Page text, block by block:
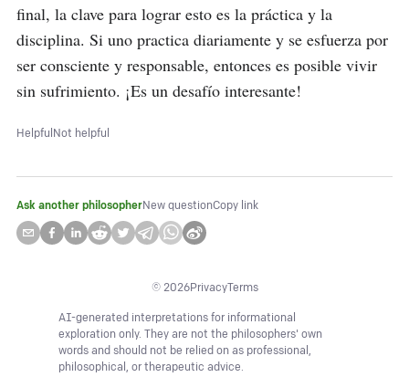
final, la clave para lograr esto es la práctica y la
disciplina. Si uno practica diariamente y se esfuerza por
ser consciente y responsable, entonces es posible vivir
sin sufrimiento. ¡Es un desafío interesante!
HelpfulNot helpful
Ask another philosopherNew questionCopy link
© 2026PrivacyTerms
AI-generated interpretations for informational
exploration only. They are not the philosophers' own
words and should not be relied on as professional,
philosophical, or therapeutic advice.